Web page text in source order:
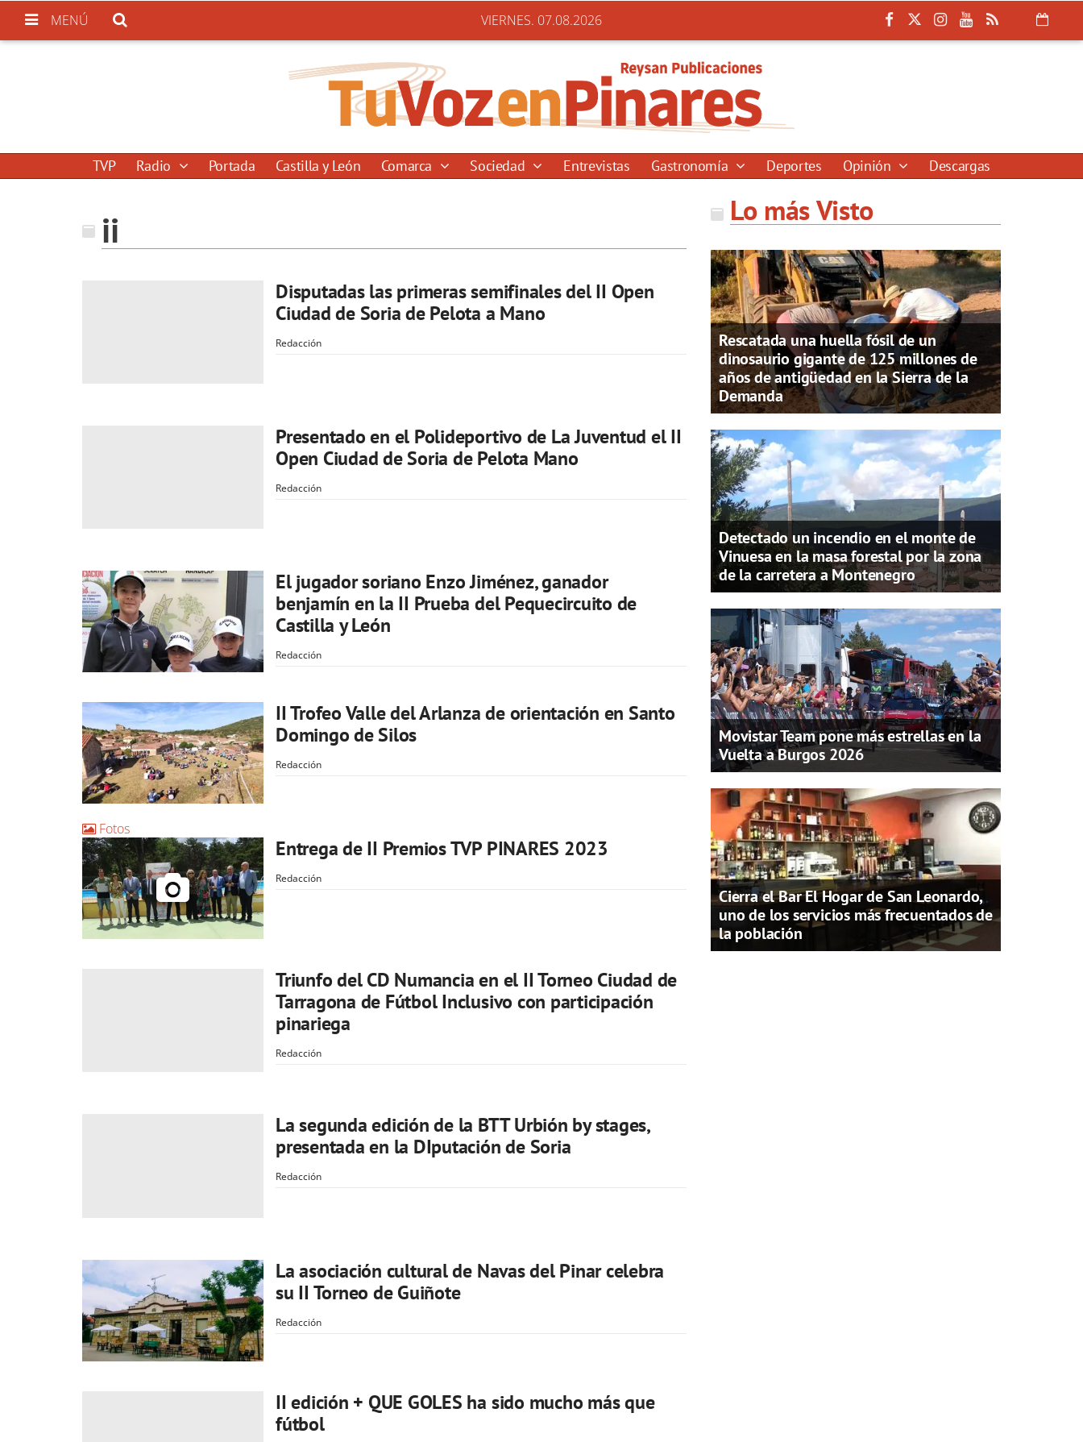
MENÚ VIERNES. 07.08.2026
TVP Radio Portada Castilla y León Comarca Sociedad Entrevistas Gastronomía Deportes Opinión Descargas
ii
Disputadas las primeras semifinales del II Open
Ciudad de Soria de Pelota a Mano
Redacción
Presentado en el Polideportivo de La Juventud el II
Open Ciudad de Soria de Pelota Mano
Redacción
El jugador soriano Enzo Jiménez, ganador
benjamín en la II Prueba del Pequecircuito de
Castilla y León
Redacción
II Trofeo Valle del Arlanza de orientación en Santo
Domingo de Silos
Redacción
Fotos
Entrega de II Premios TVP PINARES 2023
Redacción
Triunfo del CD Numancia en el II Torneo Ciudad de
Tarragona de Fútbol Inclusivo con participación
pinariega
Redacción
La segunda edición de la BTT Urbión by stages,
presentada en la DIputación de Soria
Redacción
La asociación cultural de Navas del Pinar celebra
su II Torneo de Guiñote
Redacción
II edición + QUE GOLES ha sido mucho más que
fútbol
Lo más Visto
Rescatada una huella fósil de un
dinosaurio gigante de 125 millones de
años de antigüedad en la Sierra de la
Demanda
Detectado un incendio en el monte de
Vinuesa en la masa forestal por la zona
de la carretera a Montenegro
Movistar Team pone más estrellas en la
Vuelta a Burgos 2026
Cierra el Bar El Hogar de San Leonardo,
uno de los servicios más frecuentados de
la población